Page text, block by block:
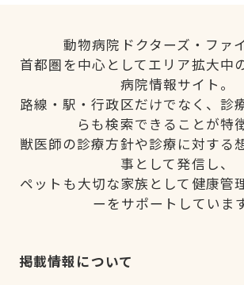
動物病院ドクターズ・ファ
首都圏を中心としてエリア拡大中
病院情報サイト。
路線・駅・行政区だけでなく、診
らも検索できることが特
獣医師の診療方針や診療に対する
事として発信し、
ペットも大切な家族として健康管
ーをサポートしています
掲載情報について